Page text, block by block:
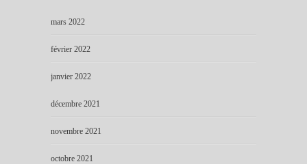
mars 2022
février 2022
janvier 2022
décembre 2021
novembre 2021
octobre 2021